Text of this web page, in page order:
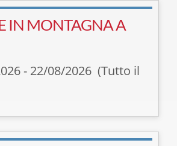
IN MONTAGNA A
- 22/08/2026 (Tutto il